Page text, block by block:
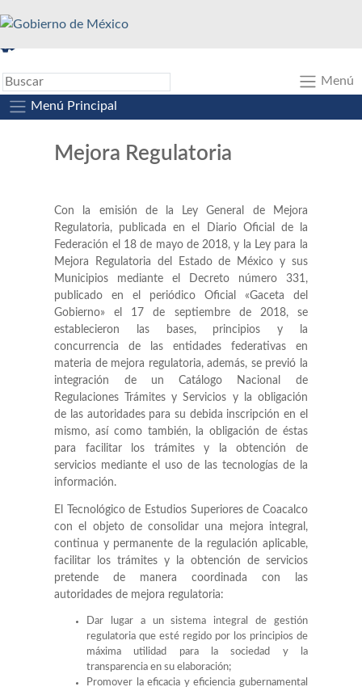
Menú
Menú Principal
Mejora Regulatoria
Con la emisión de la Ley General de Mejora
Regulatoria, publicada en el Diario Oficial de la
Federación el 18 de mayo de 2018, y la Ley para la
Mejora Regulatoria del Estado de México y sus
Municipios mediante el Decreto número 331,
publicado en el periódico Oficial «Gaceta del
Gobierno» el 17 de septiembre de 2018, se
establecieron las bases, principios y la
concurrencia de las entidades federativas en
materia de mejora regulatoria, además, se previó la
integración de un Catálogo Nacional de
Regulaciones Trámites y Servicios y la obligación
de las autoridades para su debida inscripción en el
mismo, así como también, la obligación de éstas
para facilitar los trámites y la obtención de
servicios mediante el uso de las tecnologías de la
información.
El Tecnológico de Estudios Superiores de Coacalco
con el objeto de consolidar una mejora integral,
continua y permanente de la regulación aplicable,
facilitar los trámites y la obtención de servicios
pretende de manera coordinada con las
autoridades de mejora regulatoria:
Dar lugar a un sistema integral de gestión
regulatoria que esté regido por los principios de
máxima utilidad para la sociedad y la
transparencia en su elaboración;
Promover la eficacia y eficiencia gubernamental